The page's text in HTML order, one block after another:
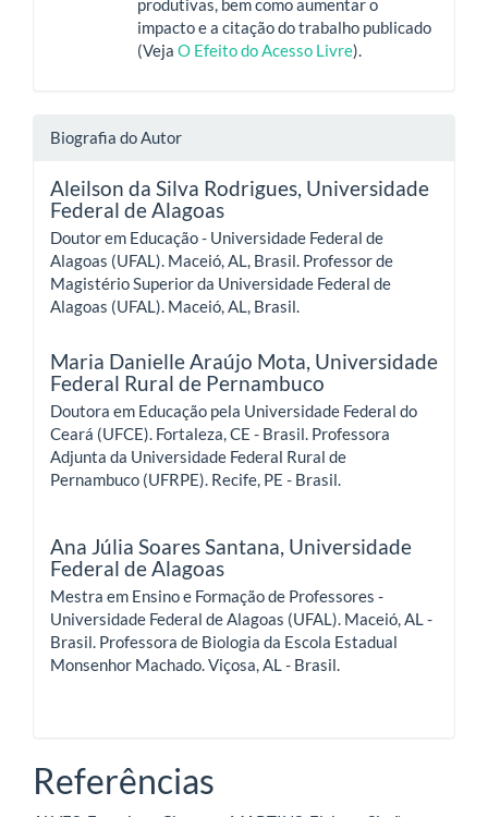
produtivas, bem como aumentar o
impacto e a citação do trabalho publicado
(Veja O Efeito do Acesso Livre).
Biografia do Autor
Aleilson da Silva Rodrigues, Universidade
Federal de Alagoas
Doutor em Educação - Universidade Federal de
Alagoas (UFAL). Maceió, AL, Brasil. Professor de
Magistério Superior da Universidade Federal de
Alagoas (UFAL). Maceió, AL, Brasil.
Maria Danielle Araújo Mota, Universidade
Federal Rural de Pernambuco
Doutora em Educação pela Universidade Federal do
Ceará (UFCE). Fortaleza, CE - Brasil. Professora
Adjunta da Universidade Federal Rural de
Pernambuco (UFRPE). Recife, PE - Brasil.
Ana Júlia Soares Santana, Universidade
Federal de Alagoas
Mestra em Ensino e Formação de Professores -
Universidade Federal de Alagoas (UFAL). Maceió, AL -
Brasil. Professora de Biologia da Escola Estadual
Monsenhor Machado. Viçosa, AL - Brasil.
Referências